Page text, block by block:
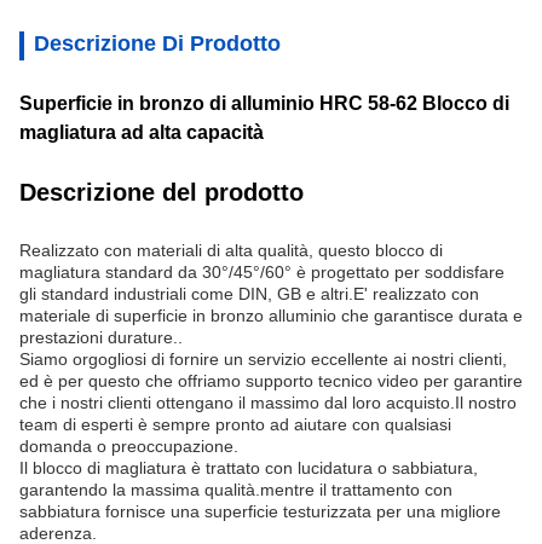
Descrizione Di Prodotto
Superficie in bronzo di alluminio HRC 58-62 Blocco di
magliatura ad alta capacità
Descrizione del prodotto
Realizzato con materiali di alta qualità, questo blocco di
magliatura standard da 30°/45°/60° è progettato per soddisfare
gli standard industriali come DIN, GB e altri.E' realizzato con
materiale di superficie in bronzo alluminio che garantisce durata e
prestazioni durature..
Siamo orgogliosi di fornire un servizio eccellente ai nostri clienti,
ed è per questo che offriamo supporto tecnico video per garantire
che i nostri clienti ottengano il massimo dal loro acquisto.Il nostro
team di esperti è sempre pronto ad aiutare con qualsiasi
domanda o preoccupazione.
Il blocco di magliatura è trattato con lucidatura o sabbiatura,
garantendo la massima qualità.mentre il trattamento con
sabbiatura fornisce una superficie testurizzata per una migliore
aderenza.